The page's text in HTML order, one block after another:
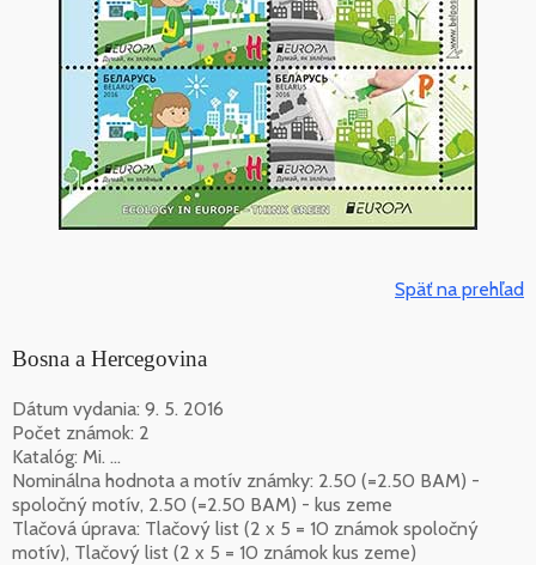
Späť na prehľad
Bosna a Hercegovina
Dátum vydania: 9. 5. 2016
Počet známok: 2
Katalóg: Mi. ...
Nominálna hodnota a motív známky: 2.50 (=2.50 BAM) -
spoločný motív, 2.50 (=2.50 BAM) - kus zeme
Tlačová úprava: Tlačový list (2 x 5 = 10 známok spoločný
motív), Tlačový list (2 x 5 = 10 známok kus zeme)